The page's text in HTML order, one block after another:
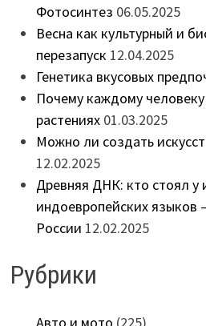
Фотосинтез 06.05.2025
Весна как культурный и
перезапуск 12.04.2025
Генетика вкусовых
Почему каждому
растениях 01.03.2025
Можно ли создать
12.02.2025
Древняя ДНК: кто стоял у
индоевропейских языков
России 12.02.2025
Рубрики
Авто и мото (225)